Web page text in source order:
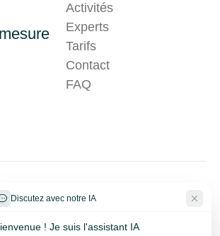
Activités
Experts
Tarifs
Contact
FAQ
Discutez avec notre IA
! Je suis l'assistant IA